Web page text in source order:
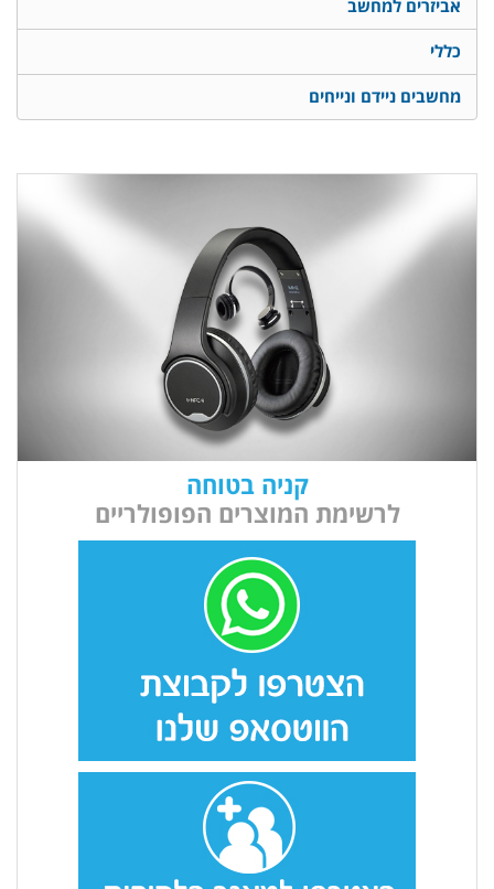
אביזרים למחשב
כללי
מחשבים ניידם ונייחים
קניה בטוחה
לרשימת המוצרים הפופולריים